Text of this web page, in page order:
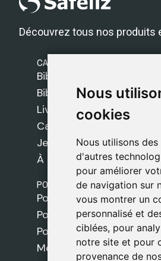
Nous
cookies
Nous utilisons
d'autres
pour améliorer
de navigation sur
vous montrer un
personnalisé et
ciblées, pour
notre site et pour
provenance de
Nous
cookies
Nous utilisons
d'autres
pour améliorer
de navigation sur
vous montrer un
personnalisé et
ciblées, pour
notre site et pour
provenance de
Découvrez tous nos produits
CATÉGORIES
Bibles Safeliz
Bibles
Livres
Cadeaux
Jeux
À propos de nous
POLITIQUES
Politique de livraison
Politique de cookies
Politique de
Mentions légales